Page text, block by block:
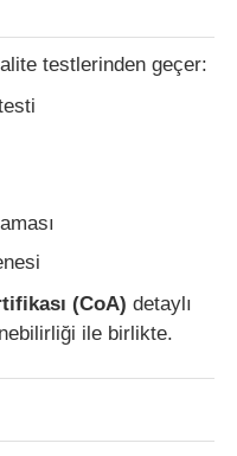
testlerinden geçer:
(CoA) detaylı
ile birlikte.